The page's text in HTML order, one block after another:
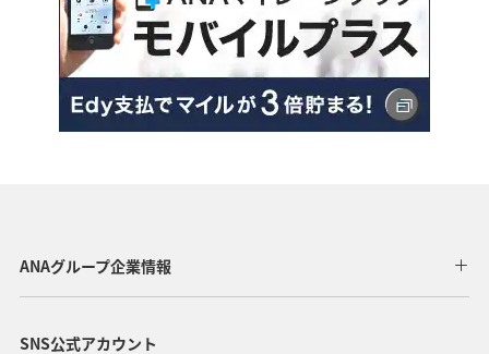
ANAグループ企業情報
SNS公式アカウント